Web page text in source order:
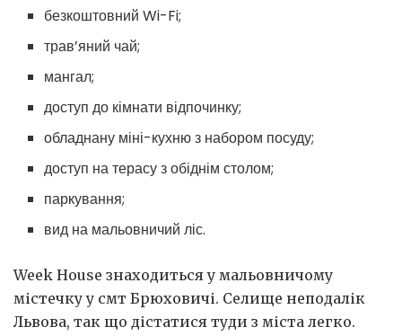
безкоштовний Wi-Fi;
трав’яний чай;
мангал;
доступ до кімнати відпочинку;
обладнану міні-кухню з набором посуду;
доступ на терасу з обіднім столом;
паркування;
вид на мальовничий ліс.
Week House знаходиться у мальовничому
містечку у смт Брюховичі. Селище неподалік
Львова, так що дістатися туди з міста легко.